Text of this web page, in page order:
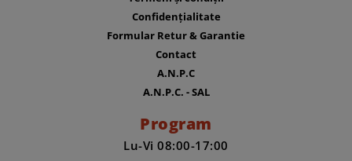
Confidențialitate
Formular Retur & Garantie
Contact
A.N.P.C
A.N.P.C. - SAL
Program
Lu-Vi 08:00-17:00